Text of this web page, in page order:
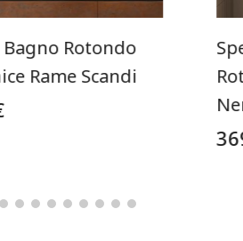
Bagno Rotondo
Rame Scandi